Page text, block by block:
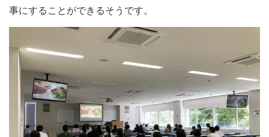
事にすることができるそうです。